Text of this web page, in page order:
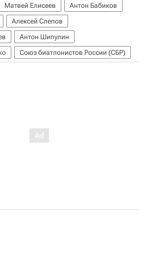
Матвей Елисеев
Антон Бабиков
Алексей Слепов
Антон Шипулин
Союз биатлонистов России (СБР)